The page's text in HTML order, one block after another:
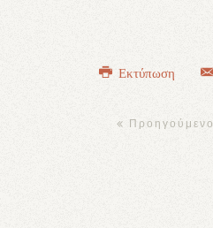
Εκτύπωση
Προηγούμενο